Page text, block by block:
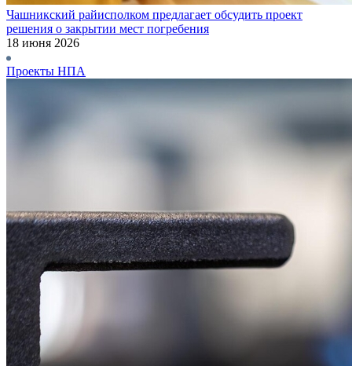
Чашникский райисполком предлагает обсудить проект
решения о закрытии мест погребения
18 июня 2026
Проекты НПА